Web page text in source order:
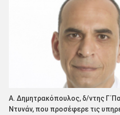
Α. Δημητρακόπουλος, δ/ντης
Ντυνάν, που προσέφερε τις